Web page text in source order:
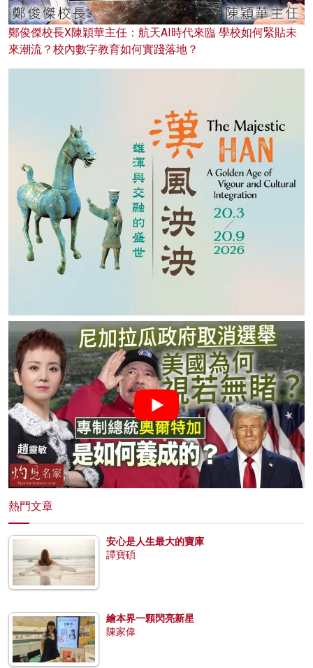
鄭俊傑校長X陳穎華主任：航天AI時代來臨 學校如何緊貼未
來潮流？校內數字教育如何實踐落地？
熱門文章
安心是人生最大的寶庫
譚寶碩
繪本界一顆閃亮新星
陳家偉